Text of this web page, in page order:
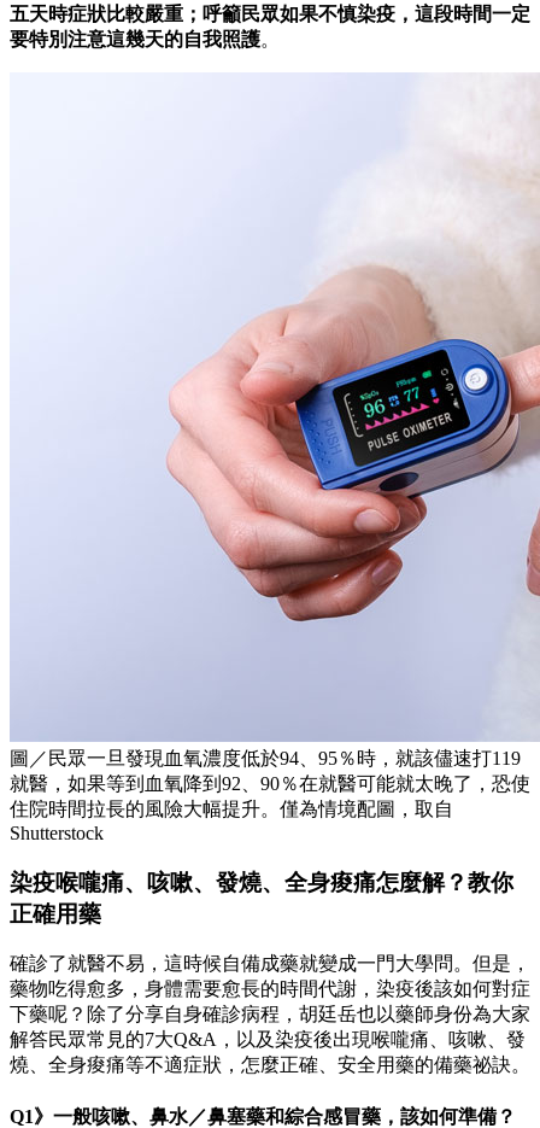
五天時症狀比較嚴重；呼籲民眾如果不慎染疫，這段時間一定
要特別注意這幾天的自我照護。
圖／民眾一旦發現血氧濃度低於94、95％時，就該儘速打119
就醫，如果等到血氧降到92、90％在就醫可能就太晚了，恐使
住院時間拉長的風險大幅提升。僅為情境配圖，取自
Shutterstock
染疫喉嚨痛、咳嗽、發燒、全身痠痛怎麼解？教你
正確用藥
確診了就醫不易，這時候自備成藥就變成一門大學問。但是，
藥物吃得愈多，身體需要愈長的時間代謝，染疫後該如何對症
下藥呢？除了分享自身確診病程，胡廷岳也以藥師身份為大家
解答民眾常見的7大Q&A，以及染疫後出現喉嚨痛、咳嗽、發
燒、全身痠痛等不適症狀，怎麼正確、安全用藥的備藥祕訣。
Q1》一般咳嗽、鼻水／鼻塞藥和綜合感冒藥，該如何準備？